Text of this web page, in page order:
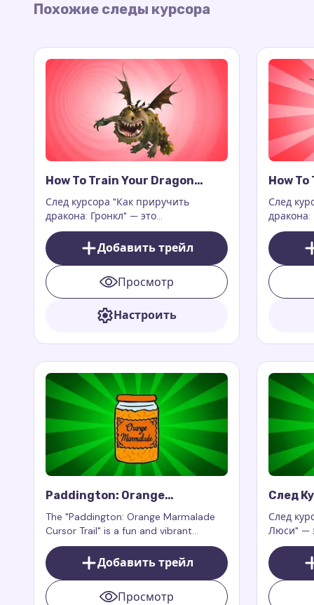
Похожие следы курсора
How To Train Your Dragon
Gronckle Cursor Trail
След курсора "Как приручить
дракона: Гронкл" — это
захватывающее и очаровательное
дополнение к вашему цифровому
опыту. Это дополнение к
расширению для браузера Custom
Cursor Trail или Cursor Trails for
Chrome, которое работает
исключительно на веб-страницах.
Добавить трейл
Просмотр
Настроить
How
След
на ваш
драконов.
Paddington: Orange
Marmalade Cursor Trail
The "Paddington: Orange Marmalade
Cursor Trail" is a fun and vibrant
addition to your custom cursor,
bringing the warm atmosphere and
love for orange marmalade, just like the
beloved bear Paddington.
Добавить трейл
Просмотр
След
Тётя
След
Люси" —
которое
историй